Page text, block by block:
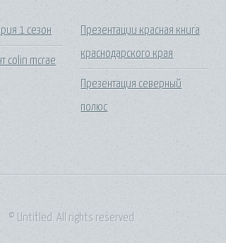
1 сезон
colin mcrae
Презентации красная книга
краснодарского края
Презентация северный
полюс
© Untitled. All rights reserved.